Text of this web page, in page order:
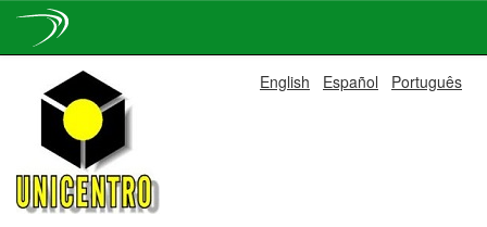
navigation
English Español Português